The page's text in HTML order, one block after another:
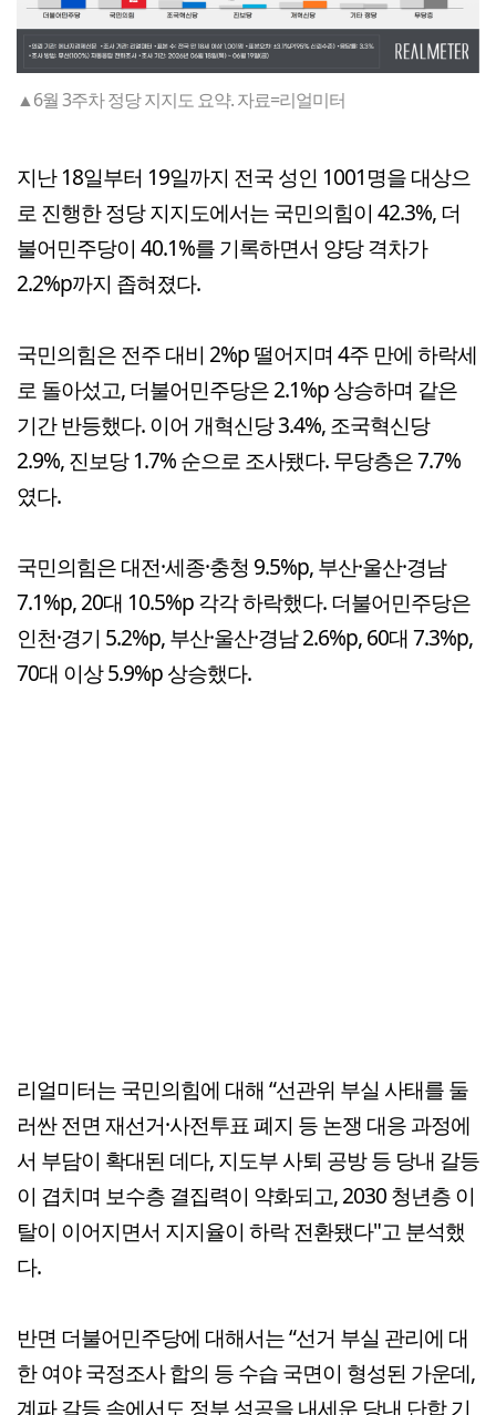
▲6월 3주차 정당 지지도 요약. 자료=리얼미터
지난 18일부터 19일까지 전국 성인 1001명을 대상으
로 진행한 정당 지지도에서는 국민의힘이 42.3%, 더
불어민주당이 40.1%를 기록하면서 양당 격차가
2.2%p까지 좁혀졌다.
국민의힘은 전주 대비 2%p 떨어지며 4주 만에 하락세
로 돌아섰고, 더불어민주당은 2.1%p 상승하며 같은
기간 반등했다. 이어 개혁신당 3.4%, 조국혁신당
2.9%, 진보당 1.7% 순으로 조사됐다. 무당층은 7.7%
였다.
국민의힘은 대전·세종·충청 9.5%p, 부산·울산·경남
7.1%p, 20대 10.5%p 각각 하락했다. 더불어민주당은
인천·경기 5.2%p, 부산·울산·경남 2.6%p, 60대 7.3%p,
70대 이상 5.9%p 상승했다.
리얼미터는 국민의힘에 대해 “선관위 부실 사태를 둘
러싼 전면 재선거·사전투표 폐지 등 논쟁 대응 과정에
서 부담이 확대된 데다, 지도부 사퇴 공방 등 당내 갈등
이 겹치며 보수층 결집력이 약화되고, 2030 청년층 이
탈이 이어지면서 지지율이 하락 전환됐다"고 분석했
다.
반면 더불어민주당에 대해서는 “선거 부실 관리에 대
한 여야 국정조사 합의 등 수습 국면이 형성된 가운데,
계파 갈등 속에서도 정부 성공을 내세운 당내 단합 기